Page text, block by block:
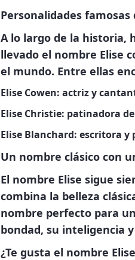
Personalidades
A lo largo de la historia,
llevado el nombre Elise
el mundo. Entre ellas
Elise Cowen: actriz y
Elise Christie: patinadora
Elise Blanchard: escritora y
Un nombre clásico con
El nombre Elise sigue
combina la belleza
nombre perfecto para
bondad, su inteligencia
¿Te gusta el nombre